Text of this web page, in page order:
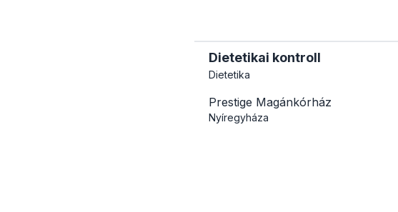
Dietetikai kontroll
Dietetika
Prestige Magánkórház
Nyíregyháza